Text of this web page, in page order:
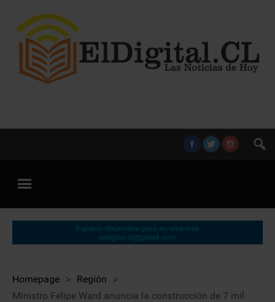
Homepage > Región
>
Ministro Felipe Ward anuncia la construcción de 7 mil